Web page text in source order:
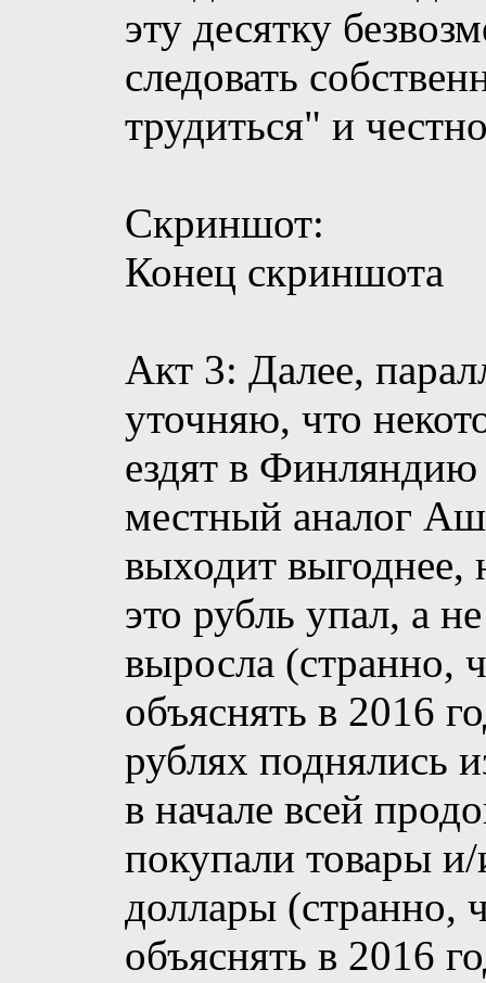
эту десятку
следовать
трудиться" и
Скриншот:
Конец скриншота
Акт 3: Далее,
уточняю, что
ездят в Финляндию
местный аналог
выходит выгоднее,
это рубль упал, а
выросла (странно,
объяснять в 2016
рублях поднялись
в начале всей
покупали товары
доллары (странно,
объяснять в 2016